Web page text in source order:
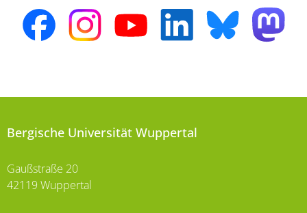
Bergische Universität Wuppertal
Gaußstraße 20
42119 Wuppertal